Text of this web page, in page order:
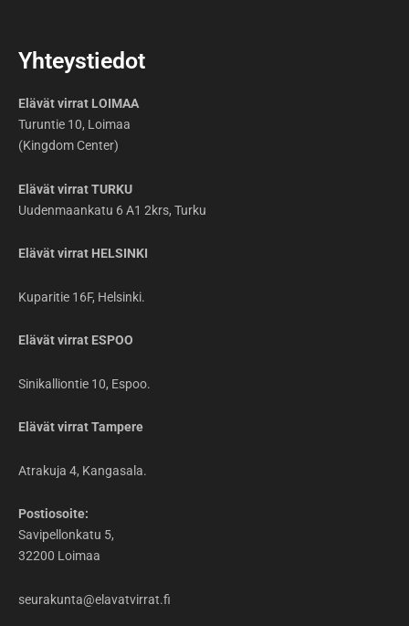
Yhteystiedot
Elävät virrat LOIMAA
Turuntie 10, Loimaa
(Kingdom Center)
Elävät virrat TURKU
Uudenmaankatu 6 A1 2krs, Turku
Elävät virrat HELSINKI
Kuparitie 16F, Helsinki.
Elävät virrat ESPOO
Sinikalliontie 10, Espoo.
Elävät virrat Tampere
Atrakuja 4, Kangasala.
Postiosoite:
Savipellonkatu 5,
32200 Loimaa
seurakunta@elavatvirrat.fi